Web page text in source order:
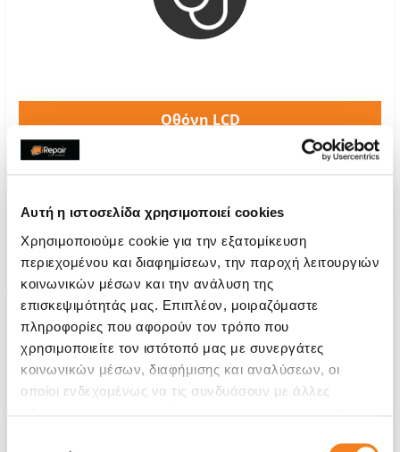
Αυτή η ιστοσελίδα χρησιμοποιεί cookies
Χρησιμοποιούμε cookie για την εξατομίκευση
περιεχομένου και διαφημίσεων, την παροχή λειτουργιών
κοινωνικών μέσων και την ανάλυση της
επισκεψιμότητάς μας. Επιπλέον, μοιραζόμαστε
πληροφορίες που αφορούν τον τρόπο που
χρησιμοποιείτε τον ιστότοπό μας με συνεργάτες
κοινωνικών μέσων, διαφήμισης και αναλύσεων, οι
οποίοι ενδεχομένως να τις συνδυάσουν με άλλες
Οθόνη LCD
€72,58
Χρόνος
Εγγύηση
12 μήνες